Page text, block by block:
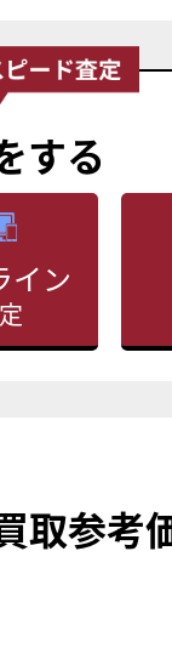
する
イン
取参考